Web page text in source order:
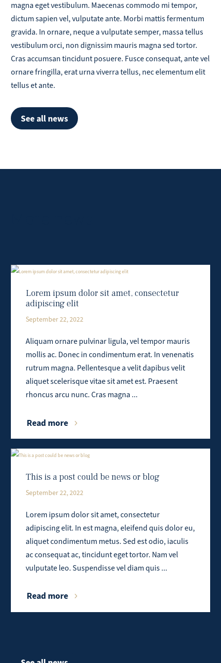
magna eget vestibulum. Maecenas commodo mi tempor,
dictum sapien vel, vulputate ante. Morbi mattis fermentum
gravida. In ornare, neque a vulputate semper, massa tellus
vestibulum orci, non dignissim mauris magna sed tortor.
Cras accumsan tincidunt posuere. Fusce consequat, ante vel
ornare fringilla, erat urna viverra tellus, nec elementum elit
tellus et ante.
See all news
Lorem ipsum dolor sit amet, consectetur
adipiscing elit
September 22, 2022
Aliquam ornare pulvinar ligula, vel tempor mauris
mollis ac. Donec in condimentum erat. In venenatis
rutrum magna. Pellentesque a velit dapibus velit
aliquet scelerisque vitae sit amet est. Praesent
rhoncus arcu nunc. Cras magna ...
Read more
This is a post could be news or blog
September 22, 2022
Lorem ipsum dolor sit amet, consectetur
adipiscing elit. In est magna, eleifend quis dolor eu,
aliquet condimentum metus. Sed est odio, iaculis
ac consequat ac, tincidunt eget tortor. Nam vel
vulputate leo. Suspendisse vel diam quis ...
Read more